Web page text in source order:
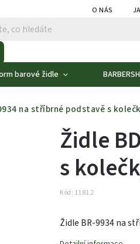
O NÁS
barové židle
na stříbrné podstavě s
Židle
s
Kód: 11812
Židle BR-9934 na